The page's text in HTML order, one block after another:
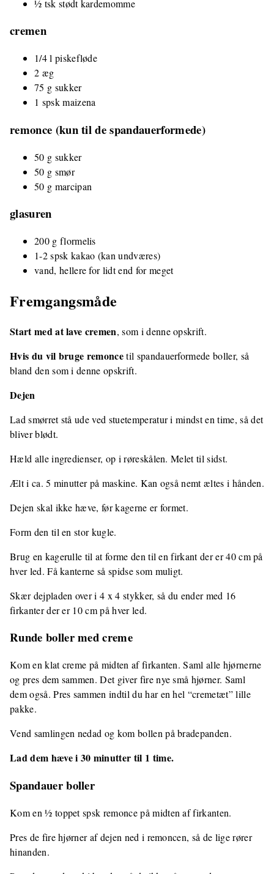
½ tsk stødt kardemomme
cremen
1/4 l piskefløde
2 æg
75 g sukker
1 spsk maizena
remonce (kun til de spandauerformede)
50 g sukker
50 g smør
50 g marcipan
glasuren
200 g flormelis
1-2 spsk kakao (kan undværes)
vand, hellere for lidt end for meget
Fremgangsmåde
Start med at lave cremen, som i denne opskrift.
Hvis du vil bruge remoncetil spandauerformede boller, så
bland den som i denne opskrift.
Dejen
Lad smørret stå ude ved stuetemperatur i mindst en time, så det
bliver blødt.
Hæld alle ingredienser, op i røreskålen. Melet til sidst.
Ælt i ca. 5 minutter på maskine. Kan også nemt æltes i hånden.
Dejen skal ikke hæve, før kagerne er formet.
Form den til en stor kugle.
Brug en kagerulle til at forme den til en firkant der er 40 cm på
hver led. Få kanterne så spidse som muligt.
Skær dejpladen over i 4 x 4 stykker, så du ender med 16
firkanter der er 10 cm på hver led.
Runde boller med creme
Kom en klat creme på midten af firkanten. Saml alle hjørnerne
og pres dem sammen. Det giver fire nye små hjørner. Saml
dem også. Pres sammen indtil du har en hel “cremetæt” lille
pakke.
Vend samlingen nedad og kom bollen på bradepanden.
Lad dem hæve i 30 minutter til 1 time.
Spandauer boller
Kom en ½ toppet spsk remonce på midten af firkanten.
Pres de fire hjørner af dejen ned i remoncen, så de lige rører
hinanden.